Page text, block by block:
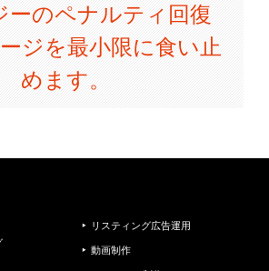
ーのペナルティ回復
ジを最小限に食い止
めます。
リスティング広告運用
動画制作